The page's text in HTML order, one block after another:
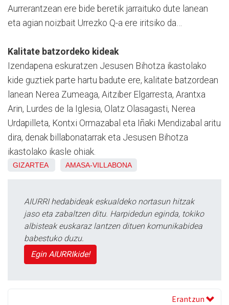
Aurrerantzean ere bide beretik jarraituko dute lanean
eta agian noizbait Urrezko Q-a ere iritsiko da…
Kalitate batzordeko kideak
Izendapena eskuratzen Jesusen Bihotza ikastolako
kide guztiek parte hartu badute ere, kalitate batzordean
lanean Nerea Zumeaga, Aitziber Elgarresta, Arantxa
Arin, Lurdes de la Iglesia, Olatz Olasagasti, Nerea
Urdapilleta, Kontxi Ormazabal eta Iñaki Mendizabal aritu
dira, denak billabonatarrak eta Jesusen Bihotza
ikastolako ikasle ohiak.
GIZARTEA AMASA-VILLABONA
AIURRI hedabideak eskualdeko nortasun hitzak
jaso eta zabaltzen ditu. Harpidedun eginda, tokiko
albisteak euskaraz lantzen dituen komunikabidea
babestuko duzu.
Egin AIURRIkide!
Erantzun